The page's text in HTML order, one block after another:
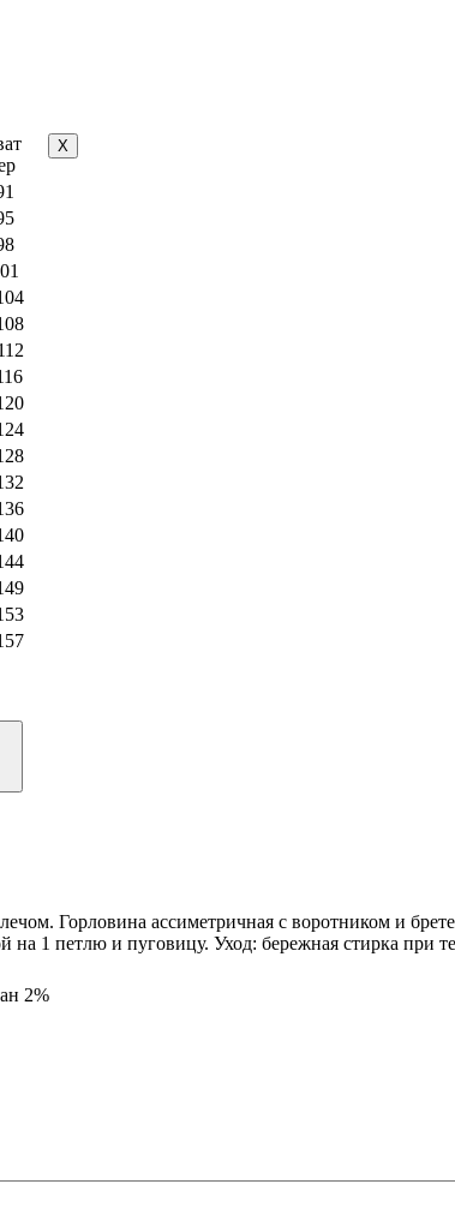
X
Горловина ассиметричная с воротником и
на 1 петлю и пуговицу. Уход: бережная стирка при
2%